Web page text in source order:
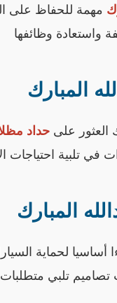
مهمة للحفاظ على
واستعادة وظائفها
المبارك
العثور على حداد
في تلبية احتياجات
المبارك
أساسيا لحماية
تلبي متطلبات